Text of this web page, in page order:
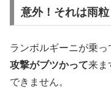
意外！それは雨粒
ランボルギーニが乗っ
攻撃がブツかって来ま
できません。